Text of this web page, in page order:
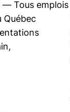
— Tous emplois
Québec